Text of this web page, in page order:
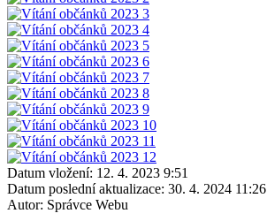
Datum vložení: 12. 4. 2023 9:51
Datum poslední aktualizace: 30. 4. 2024 11:26
Autor: Správce Webu